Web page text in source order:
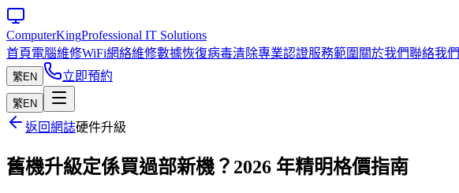
ComputerKingProfessional IT Solutions
首頁電腦維修WiFi網絡維修數據恢復病毒清除專業認證服務範圍 關於我們聯絡我們
繁EN 立即預約
繁EN
返回網誌硬件升級
舊機升級定係買過部新機？2026 年精明格價指南